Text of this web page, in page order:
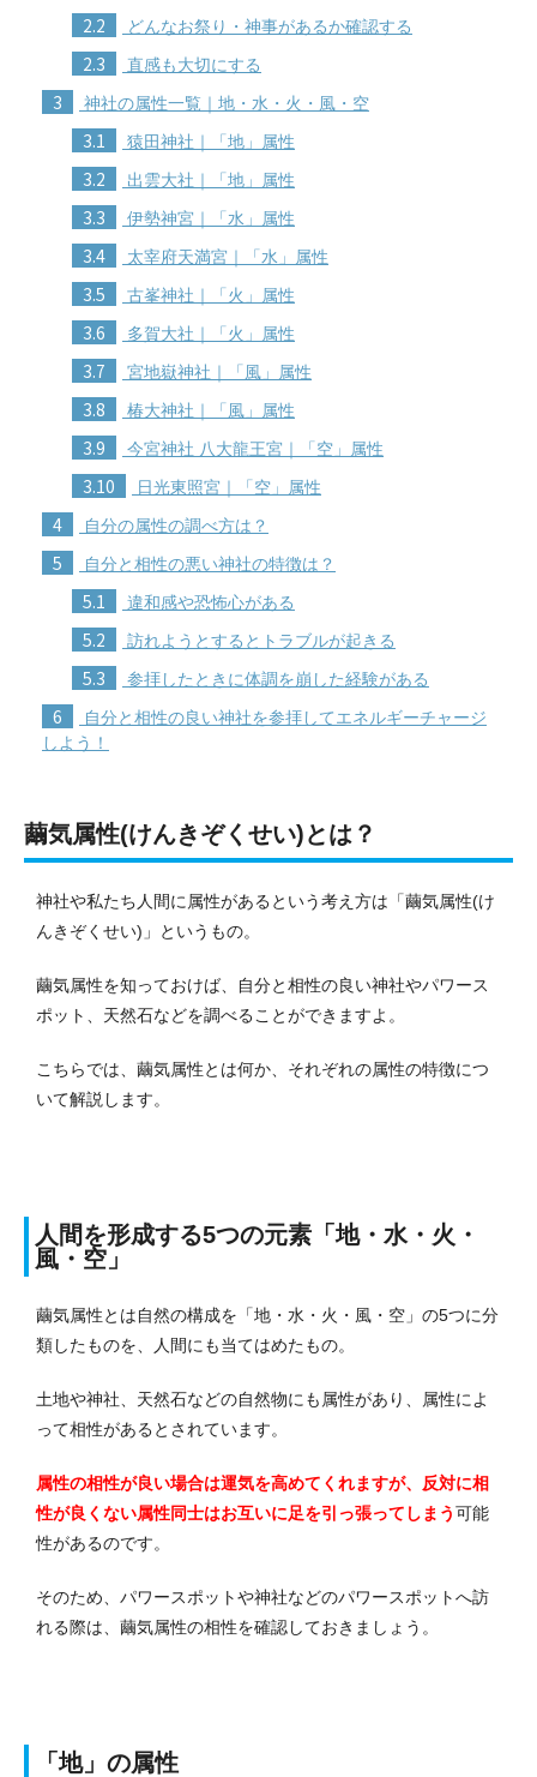
2.2 どんなお祭り・神事があるか確認する
2.3 直感も大切にする
3 神社の属性一覧｜地・水・火・風・空
3.1 猿田神社｜「地」属性
3.2 出雲大社｜「地」属性
3.3 伊勢神宮｜「水」属性
3.4 太宰府天満宮｜「水」属性
3.5 古峯神社｜「火」属性
3.6 多賀大社｜「火」属性
3.7 宮地嶽神社｜「風」属性
3.8 椿大神社｜「風」属性
3.9 今宮神社 八大龍王宮｜「空」属性
3.10 日光東照宮｜「空」属性
4 自分の属性の調べ方は？
5 自分と相性の悪い神社の特徴は？
5.1 違和感や恐怖心がある
5.2 訪れようとするとトラブルが起きる
5.3 参拝したときに体調を崩した経験がある
6
自分と相性の良い神社を参拝してエネルギーチャージ
しよう！
繭気属性(けんきぞくせい)とは？
神社や私たち人間に属性があるという考え方は「繭気属性(け
んきぞくせい)」というもの。
繭気属性を知っておけば、自分と相性の良い神社やパワース
ポット、天然石などを調べることができますよ。
こちらでは、繭気属性とは何か、それぞれの属性の特徴につ
いて解説します。
人間を形成する5つの元素「地・水・火・
風・空」
繭気属性とは自然の構成を「地・水・火・風・空」の5つに分
類したものを、人間にも当てはめたもの。
土地や神社、天然石などの自然物にも属性があり、属性によ
って相性があるとされています。
属性の相性が良い場合は運気を高めてくれますが、反対に相
性が良くない属性同士はお互いに足を引っ張ってしまう可能
性があるのです。
そのため、パワースポットや神社などのパワースポットへ訪
れる際は、繭気属性の相性を確認しておきましょう。
「地」の属性